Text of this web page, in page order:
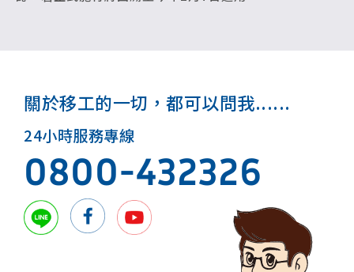
關於移工的一切，都可以問我......
24小時服務專線
0800-432326